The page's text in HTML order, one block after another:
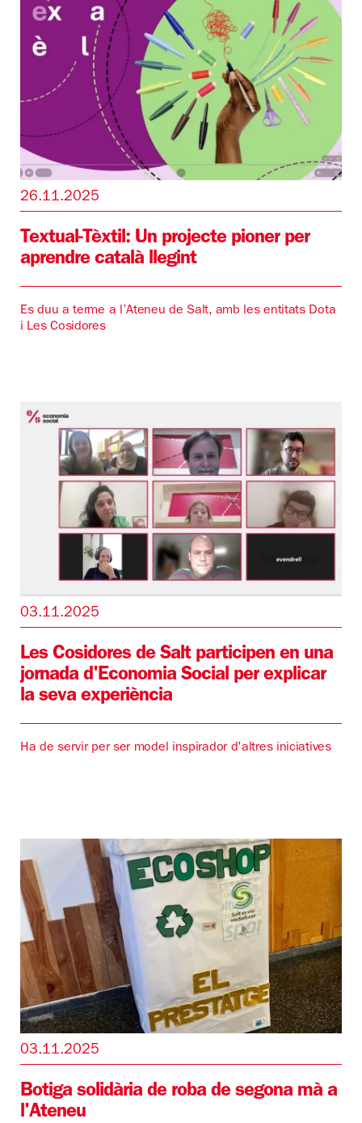
26.11.2025
Textual-Tèxtil: Un projecte pioner per
aprendre català llegint
Es duu a terme a l’Ateneu de Salt, amb les entitats Dota
i Les Cosidores
03.11.2025
Les Cosidores de Salt participen en una
jornada d'Economia Social per explicar
la seva experiència
Ha de servir per ser model inspirador d'altres iniciatives
03.11.2025
Botiga solidària de roba de segona mà a
l'Ateneu